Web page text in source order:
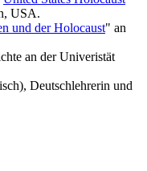
USA.
und der Holocaust" an
an der Univeristät
Deutschlehrerin und